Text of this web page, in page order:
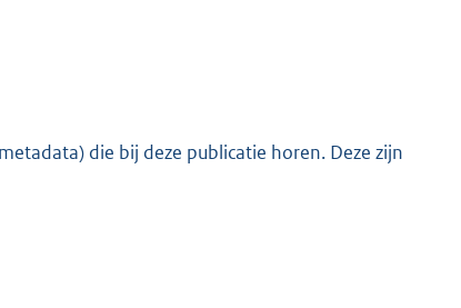
die bij deze publicatie horen. Deze zijn